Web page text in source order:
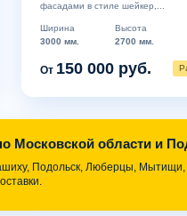
фасадами в стиле шейкер,...
Ширина
3000 мм.
Высота
2700 мм.
От 150 000 руб.
Московской области и
Подольск, Люберцы, Мытищи,